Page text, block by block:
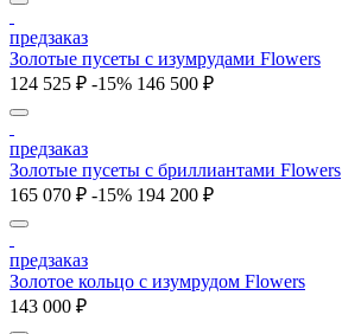
предзаказ
Золотые пусеты с изумрудами Flowers
124 525 ₽ -15% 146 500 ₽
предзаказ
Золотые пусеты с бриллиантами Flowers
165 070 ₽ -15% 194 200 ₽
предзаказ
Золотое кольцо с изумрудом Flowers
143 000 ₽